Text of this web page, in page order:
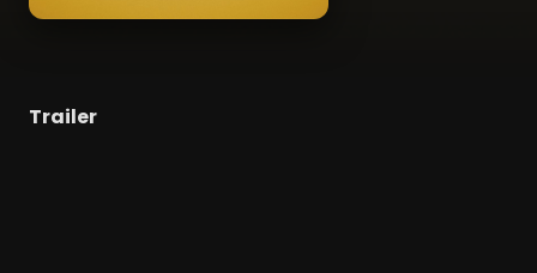
Trailer